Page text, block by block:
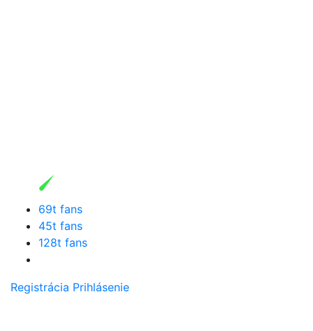
69t fans
45t fans
128t fans
Registrácia Prihlásenie